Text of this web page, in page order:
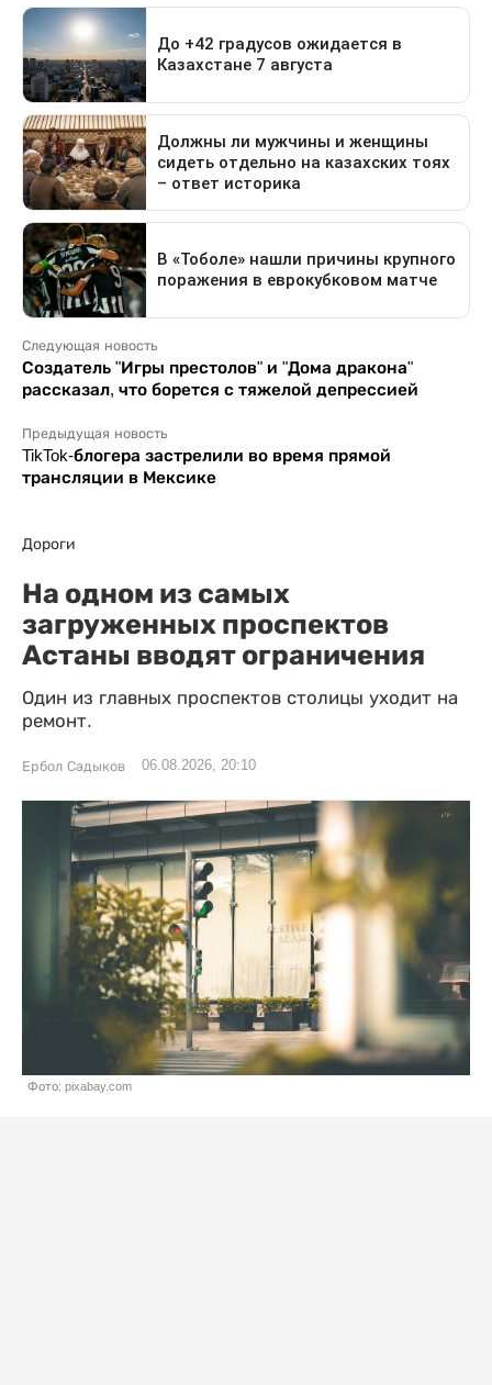
Следующая новость
Создатель "Игры престолов" и "Дома дракона"
рассказал, что борется с тяжелой депрессией
Предыдущая новость
TikTok-блогера застрелили во время прямой
трансляции в Мексике
Дороги
На одном из самых
загруженных проспектов
Астаны вводят ограничения
Один из главных проспектов столицы уходит на
ремонт.
Ербол Садыков 06.08.2026, 20:10
Фото: pixabay.com